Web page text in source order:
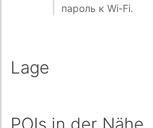
пароль к Wi-Fi.
Lage